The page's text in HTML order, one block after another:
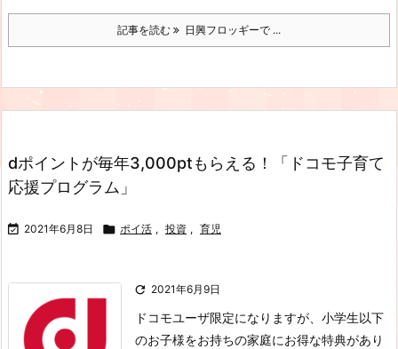
記事を読む 日興フロッギーで ...
dポイントが毎年3,000ptもらえる！「ドコモ子育て
応援プログラム」
 2021年6月8日  ポイ活 , 投資 , 育児
 2021年6月9日
ドコモユーザ限定になりますが、小学生以下
のお子様をお持ちの家庭にお得な特典があり